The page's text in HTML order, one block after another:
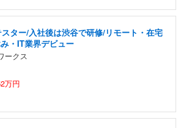
ター/入社後は渋谷で研修/リモート・在宅
・IT業界デビュー
ークス
万円